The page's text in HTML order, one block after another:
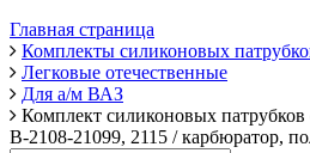
Главная страница
Комплекты силиконовых
Легковые отечественные
Для а/м ВАЗ
Комплект силиконовых
В-2108-21099, 2115 / карбюратор,